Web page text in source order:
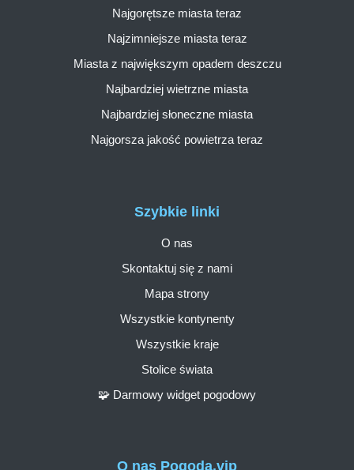
O nas Pogoda.vip
Szybkie linki
O nas
Skontaktuj się z nami
Mapa strony
Wszystkie kontynenty
Wszystkie kraje
Stolice świata
🧩 Darmowy widget pogodowy
Najgorętsze miasta teraz
Najzimniejsze miasta teraz
Miasta z największym opadem deszczu
Najbardziej wietrzne miasta
Najbardziej słoneczne miasta
Najgorsza jakość powietrza teraz